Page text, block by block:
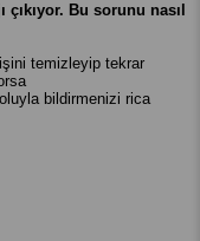
Bu sorunu nasıl
temizleyip tekrar
bildirmenizi rica